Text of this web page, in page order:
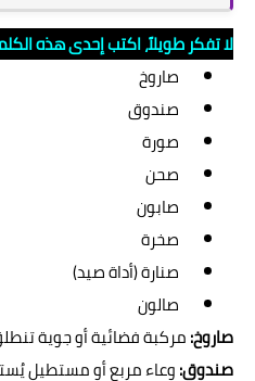
لا تفكر طويلاً، اكتب إحدى هذه
صاروخ
صندوق
صورة
صحن
صابون
صخرة
صنارة (أداة صيد)
صالون
صاروخ:مركبة فضائية أو جوية
صندوق:وعاء مربع أو مستطيل